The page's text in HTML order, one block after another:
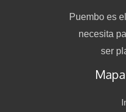
Puembo es
necesita
ser